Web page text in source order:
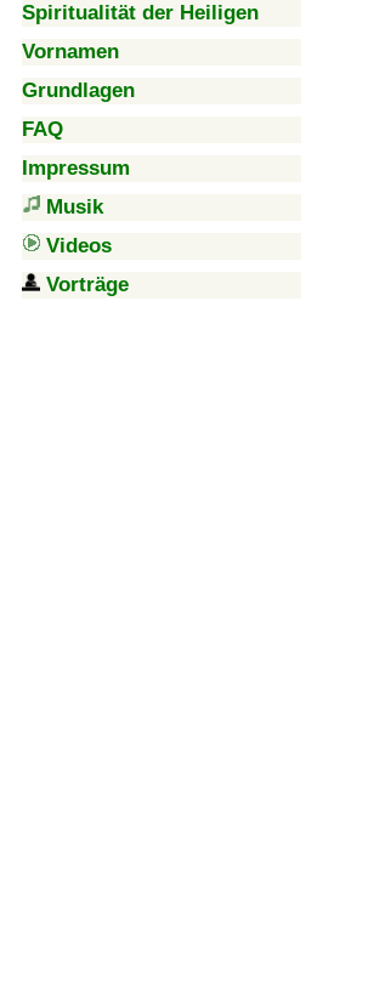
Spiritualität der Heiligen
Vornamen
Grundlagen
FAQ
Impressum
Musik
Videos
Vorträge